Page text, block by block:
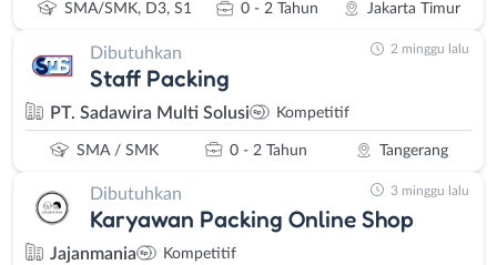
SMA/SMK, D3, S1 0 - 2 Tahun Jakarta Timur
Dibutuhkan
Staff Packing
PT. Sadawira Multi Solusi Kompetitif
SMA / SMK 0 - 2 Tahun Tangerang
2 minggu lalu
Dibutuhkan
Karyawan Packing Online Shop
Jajanmania Kompetitif
3 minggu lalu